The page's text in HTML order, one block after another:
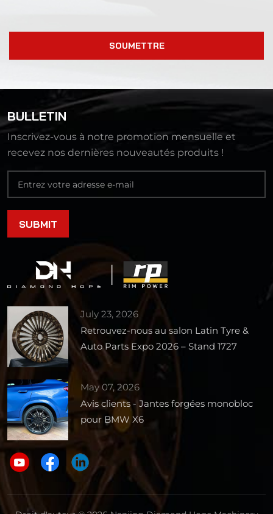
SOUMETTRE
BULLETIN
Inscrivez-vous à notre promotion mensuelle et
recevez nos dernières nouveautés produits !
July 23, 2026
Retrouvez-nous au salon Latin Tyre &
Auto Parts Expo 2026 – Stand 1727
May 07, 2026
Avis clients - Jantes forgées monobloc
pour BMW X6